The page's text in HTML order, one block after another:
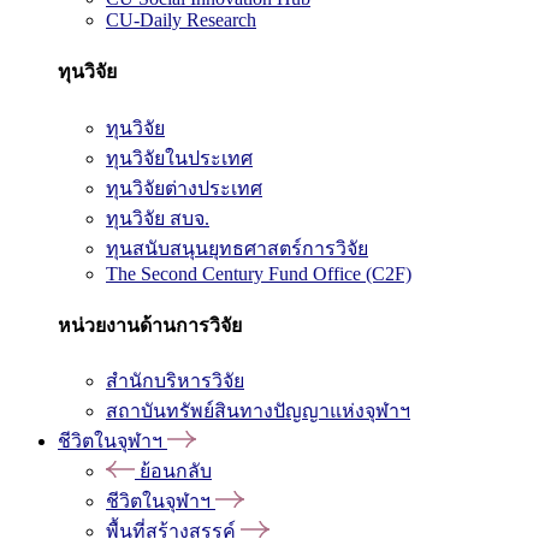
CU-Daily Research
ทุนวิจัย
ทุนวิจัย
ทุนวิจัยในประเทศ
ทุนวิจัยต่างประเทศ
ทุนวิจัย สบจ.
ทุนสนับสนุนยุทธศาสตร์การวิจัย
The Second Century Fund Office (C2F)
หน่วยงานด้านการวิจัย
สำนักบริหารวิจัย
สถาบันทรัพย์สินทางปัญญาแห่งจุฬาฯ
ชีวิตในจุฬาฯ
ย้อนกลับ
ชีวิตในจุฬาฯ
พื้นที่สร้างสรรค์